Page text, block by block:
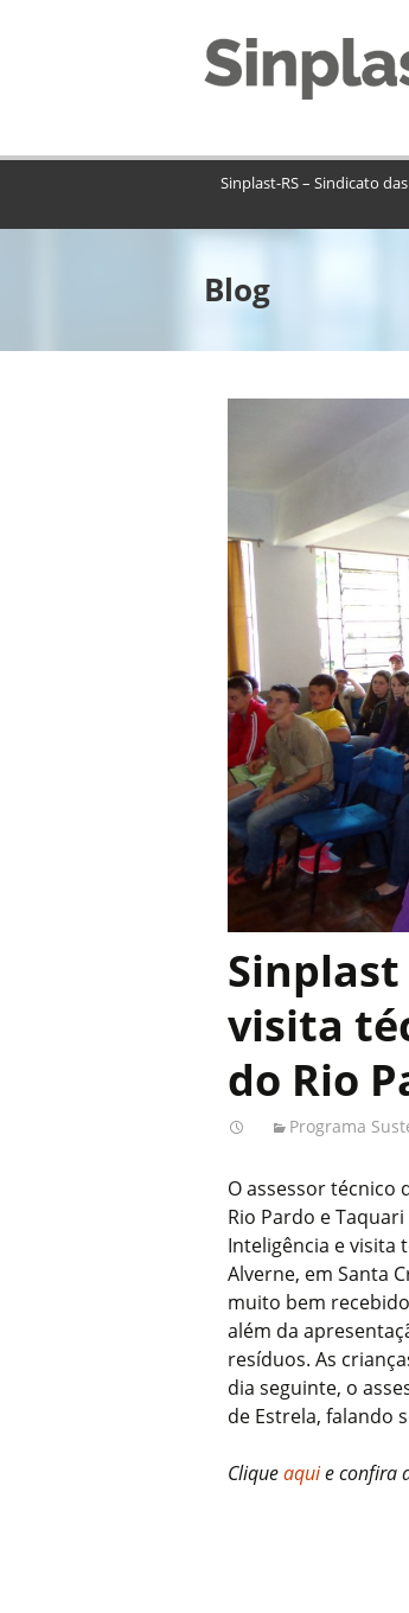
Sinplast-RS – Sindicato
Blog
visita
do Rio
Programa
O assessor técnico
Rio Pardo e
Inteligência e visita
Alverne, em Santa
muito bem
além da
resíduos. As
dia seguinte, o
de Estrela, falando
Cliqueaquie confira